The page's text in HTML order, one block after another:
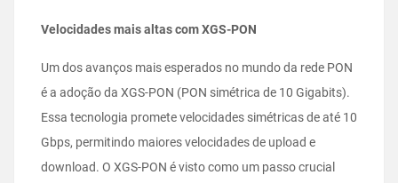
Velocidades mais altas com XGS-PON
Um dos avanços mais esperados no mundo da rede PON
é a adoção da XGS-PON (PON simétrica de 10 Gigabits).
Essa tecnologia promete velocidades simétricas de até 10
Gbps, permitindo maiores velocidades de upload e
download. O XGS-PON é visto como um passo crucial